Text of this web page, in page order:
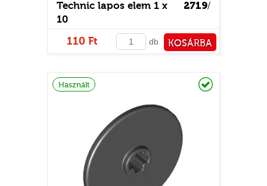
2719/
Technic lapos elem 1 x
10
110 Ft db KOSÁRBA
Használt